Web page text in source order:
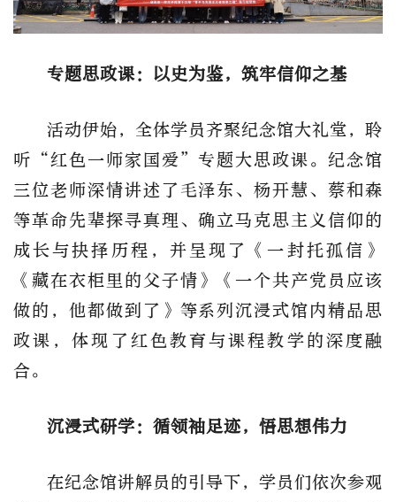
专题思政课：以史为鉴，筑牢信仰之基
活动伊始，全体学员齐聚纪念馆大礼堂，聆
听“红色一师家国爱”专题大思政课。纪念馆
三位老师深情讲述了毛泽东、杨开慧、蔡和森
等革命先辈探寻真理、确立马克思主义信仰的
成长与抉择历程，并呈现了《一封托孤信》
《藏在衣柜里的父子情》《一个共产党员应该
做的，他都做到了》等系列沉浸式馆内精品思
政课，体现了红色教育与课程教学的深度融
合。
沉浸式研学：循领袖足迹，悟思想伟力
在纪念馆讲解员的引导下，学员们依次参观